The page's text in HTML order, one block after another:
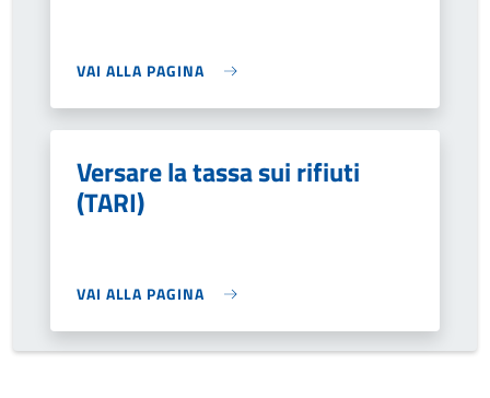
VAI ALLA PAGINA
Versare la tassa sui rifiuti
(TARI)
VAI ALLA PAGINA